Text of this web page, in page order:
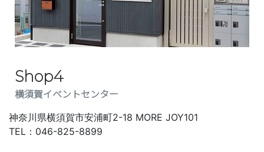
Shop4
横須賀イベントセンター
神奈川県横須賀市安浦町2-18 MORE JOY101
TEL：046-825-8899